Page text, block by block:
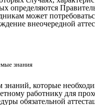
определяются
может
внеочередной
знания
знаний, которые
работнику для
обязательной